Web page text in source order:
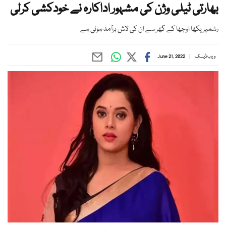
بھارتی ٹیلی وژن کی مشہور اداکارہ نے خودکشی کرلی
رشمیریکھا اوجھا کے گھر سے ان کی لاش برآمد ہوئی ہے
ویب ڈیسک June 21, 2022